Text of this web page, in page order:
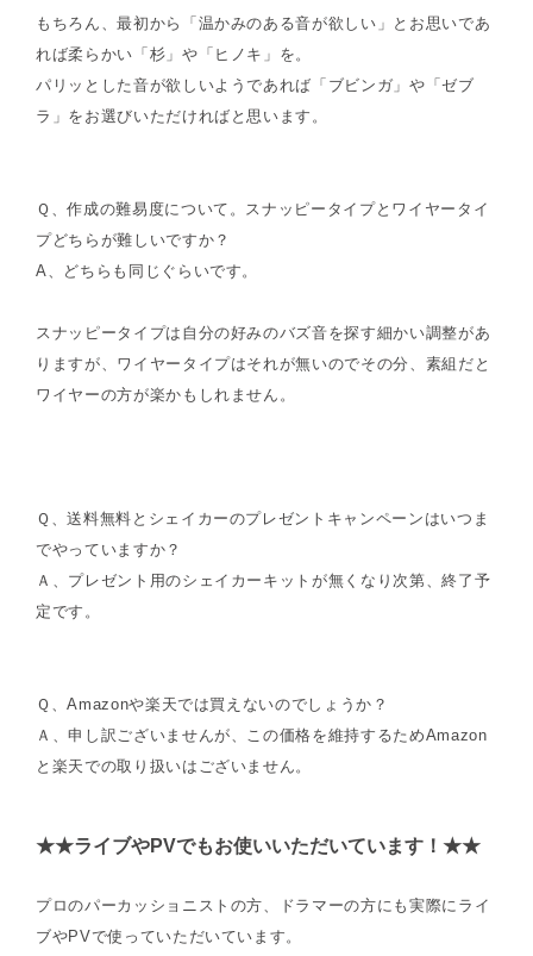
もちろん、最初から「温かみのある音が欲しい」とお思いであ
れば柔らかい「杉」や「ヒノキ」を。
パリッとした音が欲しいようであれば「ブビンガ」や「ゼブ
ラ」をお選びいただければと思います。
Ｑ、作成の難易度について。スナッピータイプとワイヤータイ
プどちらが難しいですか？
A、どちらも同じぐらいです。
スナッピータイプは自分の好みのバズ音を探す細かい調整があ
りますが、ワイヤータイプはそれが無いのでその分、素組だと
ワイヤーの方が楽かもしれません。
Ｑ、送料無料とシェイカーのプレゼントキャンペーンはいつま
でやっていますか？
Ａ、プレゼント用のシェイカーキットが無くなり次第、終了予
定です。
Ｑ、Amazonや楽天では買えないのでしょうか？
Ａ、申し訳ございませんが、この価格を維持するためAmazon
と楽天での取り扱いはございません。
★★ライブやPVでもお使いいただいています！★★
プロのパーカッショニストの方、ドラマーの方にも実際にライ
ブやPVで使っていただいています。